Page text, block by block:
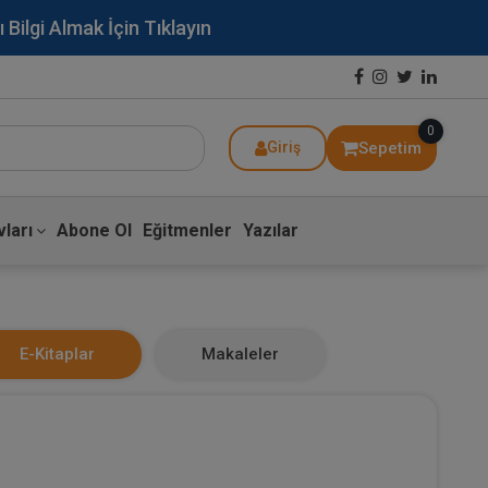
Almak İçin Tıklayın
Giriş Sepetim
0
Abone Ol Eğitmenler Yazılar
E-Kitaplar Makaleler